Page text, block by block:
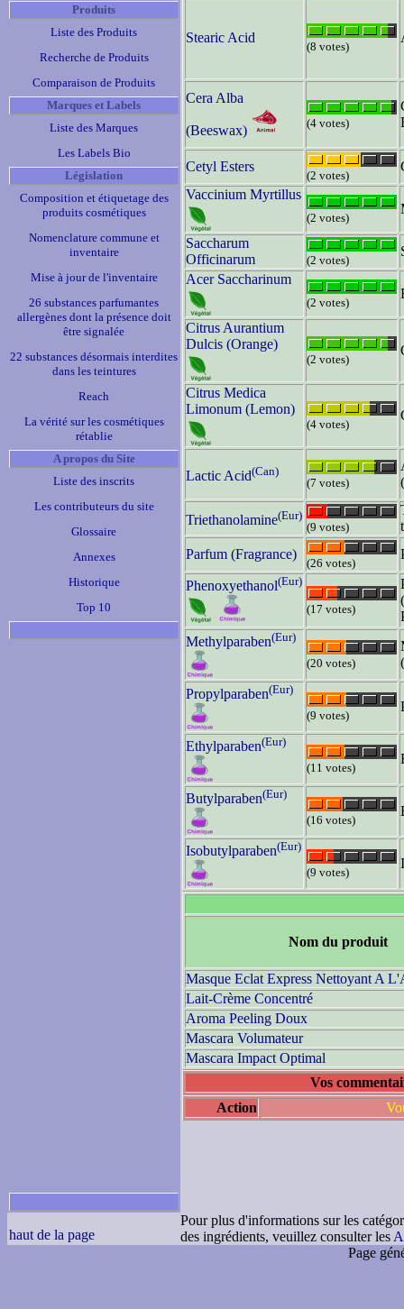
Produits
Liste des Produits
Recherche de Produits
Comparaison de Produits
Marques et Labels
Liste des Marques
Les Labels Bio
Législation
Composition et étiquetage des
produits cosmétiques
Nomenclature commune et
inventaire
Mise à jour de l'inventaire
26 substances parfumantes
allergènes dont la présence doit
être signalée
22 substances désormais interdites
dans les teintures
Reach
La vérité sur les cosmétiques
rétablie
A propos du Site
Liste des inscrits
Les contributeurs du site
Glossaire
Annexes
Historique
Top 10
Stearic Acid
(8 votes)
Cera Alba
(Beeswax) (4 votes)
Cetyl Esters
(2 votes)
Vaccinium Myrtillus
(2 votes)
Saccharum
Officinarum
(2 votes)
Acer Saccharinum
(2 votes)
Citrus Aurantium
Dulcis (Orange)
(2 votes)
Citrus Medica
Limonum (Lemon)
(4 votes)
Lactic Acid(Can)
(7 votes)
Triethanolamine(Eur)
(9 votes)
Parfum (Fragrance)
(26 votes)
Phenoxyethanol(Eur)
(17 votes)
Methylparaben(Eur)
(20 votes)
Propylparaben(Eur)
(9 votes)
Ethylparaben(Eur)
(11 votes)
Butylparaben(Eur)
(16 votes)
Isobutylparaben(Eur)
(9 votes)
Nom du produit
Masque Eclat Express Nettoyant A
Lait-Crème Concentré
Aroma Peeling Doux
Mascara Volumateur
Mascara Impact Optimal
Vos
Action
haut de la page
Pour plus d'informations sur les
des ingrédients, veuillez consulter les
Page